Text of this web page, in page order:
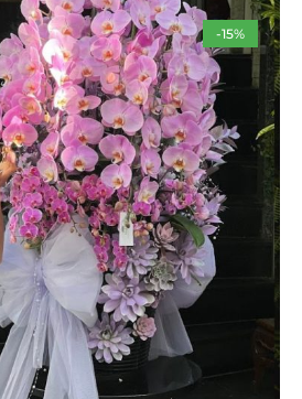
-15%